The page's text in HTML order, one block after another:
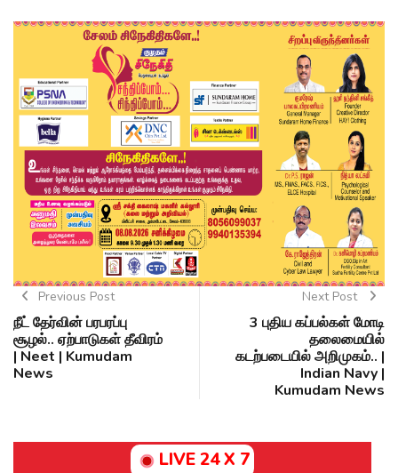
Previous Post
நீட் தேர்வின் பரபரப்பு
சூழல்.. ஏற்பாடுகள் தீவிரம்
| Neet | Kumudam
News
Next Post
3 புதிய கப்பல்கள் மோடி
தலைமையில்
கடற்படையில் அறிமுகம்.. |
Indian Navy |
Kumudam News
LIVE 24 X 7